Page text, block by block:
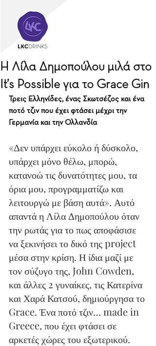
Η Λίλα Δημοπούλου μιλά στο
It’s Possible για το Grace Gin
Τρεις Ελληνίδες, ένας Σκωτσέζος και ένα
ποτό τζιν που έχει φτάσει μέχρι την
Γερμανία και την Ολλανδία
«Δεν υπάρχει εύκολο ή δύσκολο,
υπάρχει μόνο θέλω, μπορώ,
κατανοώ τις δυνατότητες μου, τα
όρια μου, προγραμματίζω και
λειτουργώ με βάση αυτά». Αυτό
απαντά η Λίλα Δημοπούλου όταν
την ρωτάς για το πως αποφάσισε
να ξεκινήσει το δικό της project
μέσα στην κρίση. Η ίδια μαζί με
τον σύζυγο της, John Cowden,
και άλλες 2 γυναίκες, τις Κατερίνα
και Χαρά Κατσού, δημιούργησα το
Grace. Ένα ποτό τζιν… made in
Greece, που έχει φτάσει σε
αρκετές χώρες του εξωτερικού.